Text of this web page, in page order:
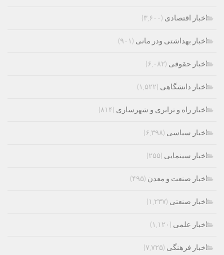
اخبار اقتصادی (۳,۶۰۰)
اخبار بهداشتی ودر مانی (۹۰۱)
اخبار حقوقی (۶,۰۸۲)
اخبار دانشگاهی (۱,۵۲۲)
اخبار راه و ترابری و شهرسازی (۸۱۴)
اخبار سیاسی (۶,۳۹۸)
اخبار سینمایی (۲۵۵)
اخبار صنعت و معدن (۴۹۵)
اخبار صنعتی (۱,۲۳۷)
اخبار علمی (۱,۱۲۰)
اخبار فرهنگی (۷,۷۲۵)